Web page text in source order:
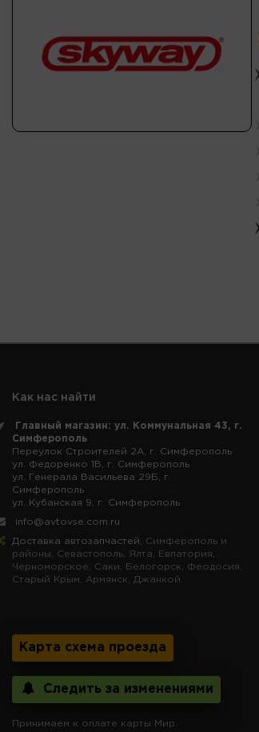
Как нас найти
Главный магазин: ул. Коммунальная 43, г.
Симферополь
Переулок Строителей 2А, г. Симферополь
ул. Федоренко 1В, г. Симферополь
ул. Генерала Васильева 29Б, г.
Симферополь
ул. Кубанская 9, г. Симферополь
info@avtovse.com.ru
Доставка автозапчастей , Симферополь и
районы, Севастополь, Ялта, Евпатория,
Черноморское, Саки, Белогорск, Феодосия,
Старый Крым, Армянск, Джанкой.
Карта схема проезда
Следить за изменениями
Принимаем к оплате карты Мир.